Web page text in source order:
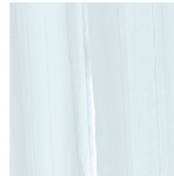
ポリエステル100